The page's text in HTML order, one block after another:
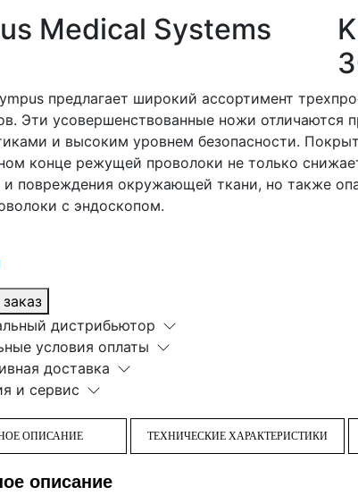
Medical Systems
предлагает широкий ассортимент
Эти усовершенствованные ножи
и высоким уровнем безопасности.
конце режущей проволоки не только
и повреждения окружающей ткани, но также
с эндоскопом.
дистрибьютор
условия оплаты
доставка
и сервис
ОПИСАНИЕ ТЕХНИЧЕСКИЕ ХАРАКТЕРИСТИКИ
описание